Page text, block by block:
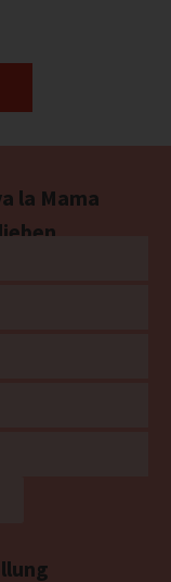
la Mama